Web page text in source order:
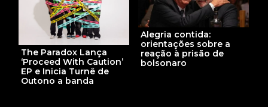
The Paradox Lança
‘Proceed With Caution’
EP e Inicia Turnê de
Outono a banda
Alegria contida:
orientações sobre a
reação à prisão de
bolsonaro